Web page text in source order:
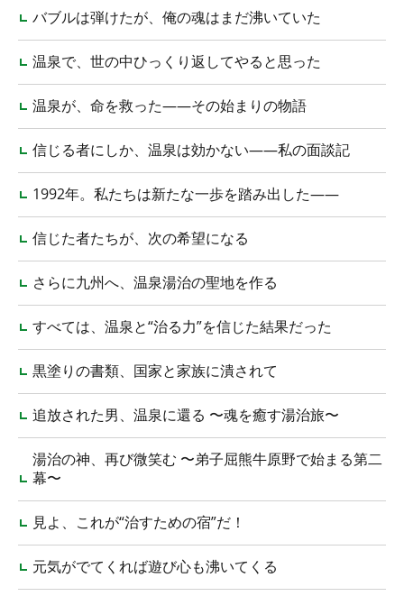
バブルは弾けたが、俺の魂はまだ沸いていた
温泉で、世の中ひっくり返してやると思った
温泉が、命を救った――その始まりの物語
信じる者にしか、温泉は効かない――私の面談記
1992年。私たちは新たな一歩を踏み出した――
信じた者たちが、次の希望になる
さらに九州へ、温泉湯治の聖地を作る
すべては、温泉と“治る力”を信じた結果だった
黒塗りの書類、国家と家族に潰されて
追放された男、温泉に還る 〜魂を癒す湯治旅〜
湯治の神、再び微笑む 〜弟子屈熊牛原野で始まる第二
幕〜
見よ、これが“治すための宿”だ！
元気がでてくれば遊び心も沸いてくる